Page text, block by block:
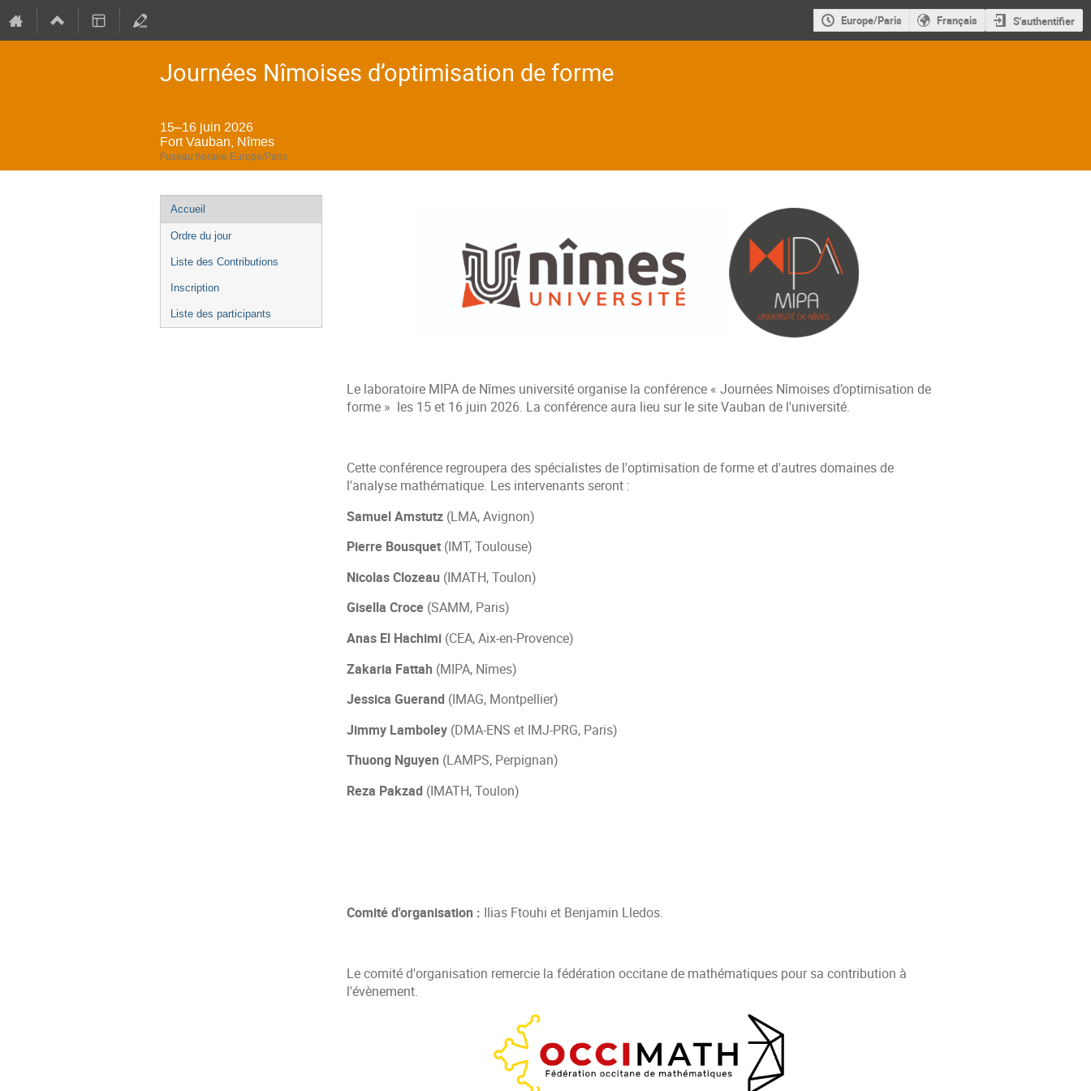
Europe/Paris Français S'authentifier
Journées Nîmoises d’optimisation de forme
15–16 juin 2026
Fort Vauban, Nîmes
Fuseau horaire Europe/Paris
Menu
de
l'événement
Accueil
Ordre du jour
Liste des Contributions
Inscription
Liste des participants
Le laboratoire MIPA de Nîmes université organise la conférence « Journées Nîmoises d’optimisation de
forme » les 15 et 16 juin 2026. La conférence aura lieu sur le site Vauban de l'université.
Cette conférence regroupera des spécialistes de l'optimisation de forme et d'autres domaines de
l'analyse mathématique. Les intervenants seront :
Samuel Amstutz (LMA, Avignon)
Pierre Bousquet (IMT, Toulouse)
Nicolas Clozeau (IMATH, Toulon)
Gisella Croce (SAMM, Paris)
Anas El Hachimi (CEA, Aix-en-Provence)
Zakaria Fattah (MIPA, Nîmes)
Jessica Guerand (IMAG, Montpellier)
Jimmy Lamboley (DMA-ENS et IMJ-PRG, Paris)
Thuong Nguyen (LAMPS, Perpignan)
Reza Pakzad (IMATH, Toulon)
Comité d'organisation : Ilias Ftouhi et Benjamin Lledos.
Le comité d'organisation remercie la fédération occitane de mathématiques pour sa contribution à
l'évènement.